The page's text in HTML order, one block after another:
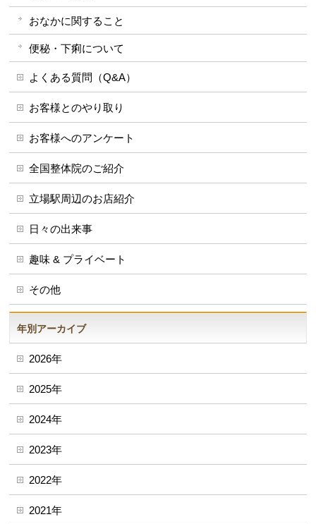
おなかに関すること
便秘・下痢について
よくある質問（Q&A）
お客様とのやり取り
お客様へのアンケート
全国整体院のご紹介
立場駅周辺のお店紹介
日々の出来事
趣味 & プライベート
その他
年別アーカイブ
2026年
2025年
2024年
2023年
2022年
2021年